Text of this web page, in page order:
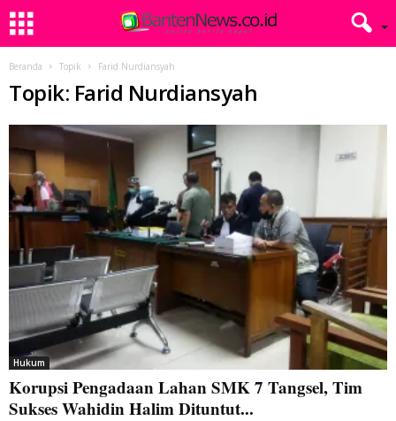
Beranda Topik Farid Nurdiansyah
Topik: Farid Nurdiansyah
Hukum
Korupsi Pengadaan Lahan SMK 7 Tangsel, Tim
Sukses Wahidin Halim Dituntut...